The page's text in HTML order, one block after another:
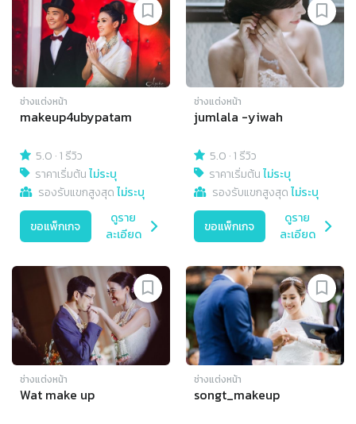
ช่างแต่งหน้า
makeup4ubypatam
5.0 ·1 รีวิว
ราคาเริ่มต้นไม่ระบุ
รองรับแขกสูงสุดไม่ระบุ
ขอแพ็กเกจ
ดูราย
ละเอียด
ช่างแต่งหน้า
jumlala -yiwah
5.0 ·1 รีวิว
ราคาเริ่มต้นไม่ระบุ
รองรับแขกสูงสุดไม่ระบุ
ขอแพ็กเกจ
ดูราย
ละเอียด
ช่างแต่งหน้า
Wat make up
ช่างแต่งหน้า
songt_makeup